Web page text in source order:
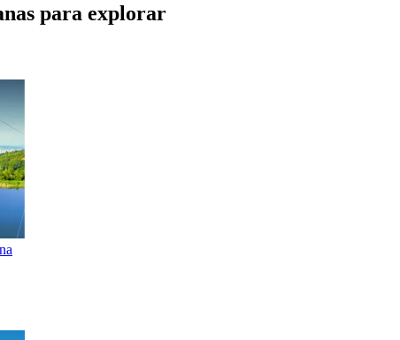
para explorar